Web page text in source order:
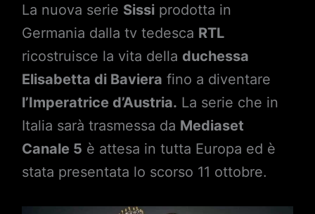
La nuova serie Sissiprodotta in
Germania dalla tv tedesca RTL
ricostruisce la vita della duchessa
Elisabetta di Baviera fino a diventare
l’Imperatrice d’Austria. La serie che in
Italia sarà trasmessa da Mediaset
Canale 5 è attesa in tutta Europa ed è
stata presentata lo scorso 11 ottobre.